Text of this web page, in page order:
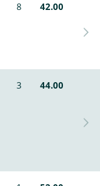
8 42.00
3 44.00